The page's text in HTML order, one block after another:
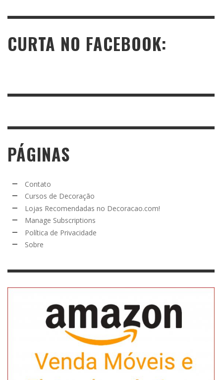
CURTA NO FACEBOOK:
PÁGINAS
Contato
Cursos de Decoração
Lojas Recomendadas no Decoracao.com!
Manage Subscriptions
Política de Privacidade
Sobre